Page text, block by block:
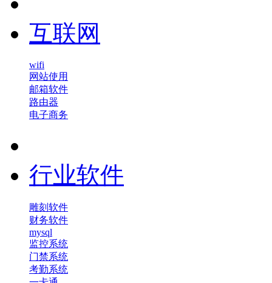
互联网
wifi
网站使用
邮箱软件
路由器
电子商务
行业软件
雕刻软件
财务软件
mysql
监控系统
门禁系统
考勤系统